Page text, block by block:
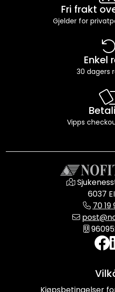
Fri frakt
Gjelder for
Enkel
30 dagers
Vipps
6037
70